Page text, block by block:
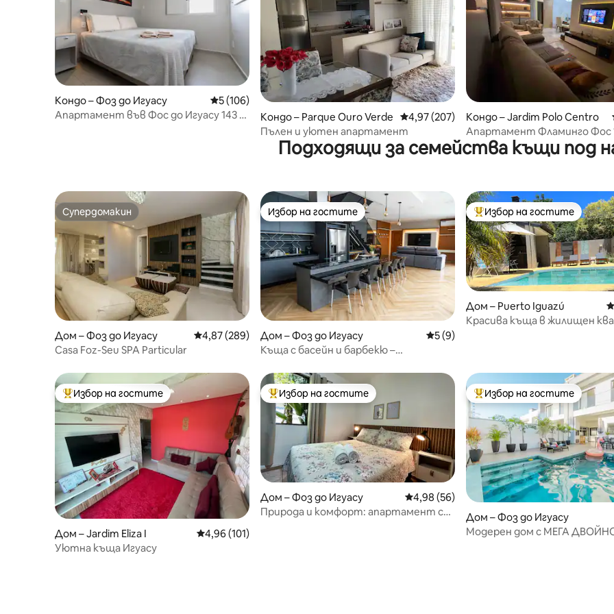
Кондо – Фоз до Игуасу Средна оценка: 5 от 5, 106 отзива
5 (106)
Апартамент във Фос до Игуасу 143 –
Кондо – Parque Ouro Verde Средна оценка: 4,97 от 5, 207 отзива
4,97 (207)
Пълен и уютен апартамент
Кондо – Jardim Polo Centro
Апартамент Фламинго Фос
Подходящи за семейства къщи под
Супердомакин
Супердомакин
Дом – Фоз до Игуасу Средна оценка: 4,87 от 5, 289 отзива
4,87 (289)
Casa Foz-Seu SPA Particular
Избор на гостите
Избор на гостите
Дом – Фоз до Игуасу Средна оценка: 5 от 5, 9 отзива
5 (9)
Къща с басейн и барбекю –
Най-популярен избор на
Избор на гостите
Дом – Puerto Iguazú
Красива къща в жилищен
Най-популярен избор на гостите
Избор на гостите
Дом – Jardim Eliza I Средна оценка: 4,96 от 5, 101 отзива
4,96 (101)
Уютна къща Игуасу
Най-популярен избор на гостите
Избор на гостите
Дом – Фоз до Игуасу Средна оценка: 4,98 от 5, 56 отзива
4,98 (56)
Природа и комфорт: апартамент с
Най-популярен избор на
Избор на гостите
Дом – Фоз до Игуасу
Модерен дом с МЕГА